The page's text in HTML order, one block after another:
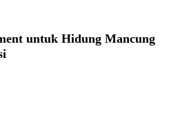
untuk Hidung Mancung